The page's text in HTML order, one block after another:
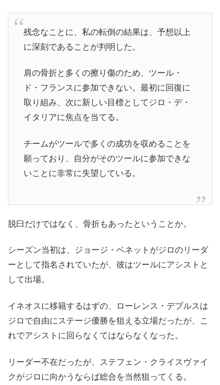
残念なことに、私の転倒の結果は、予想以上
に深刻であることが判明した。
肩の骨折と多くの擦り傷のため、ツール・
ド・フランスに参加できない。最初に回復に
取り組み、次に新しい目標としてジロ・デ・
イタリアに焦点を当てる。
チームがツールで多くの成功を収めることを
願っており、自分がそのツールに参加できな
いことに非常に失望している。
脱臼だけではなく、骨折もあったということか。
シーズン当初は、ジョージ・ベネットがジロのリーダ
ーとして指名されていたが、彼はツールにアシストと
して出場。
イネオスに移籍するはずの、ローレンス・デプルスは
ジロで自由にステージ優勝を狙える立場だったが、こ
れでアシストに回らなくてはならなくなった。
リーダー不在だったが、ステフェン・クライスヴァイ
クがジロに向かうならば総合を当然狙ってくる。